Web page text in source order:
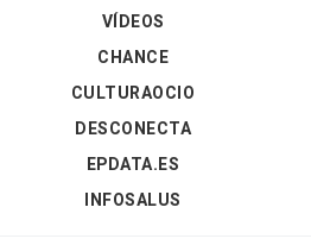
VÍDEOS
CHANCE
CULTURAOCIO
DESCONECTA
EPDATA.ES
INFOSALUS